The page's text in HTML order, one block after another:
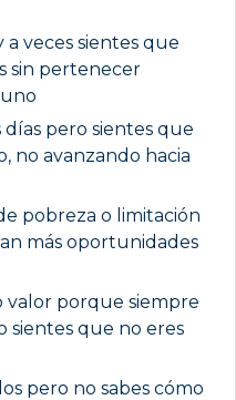
veces sientes que
sin pertenecer
pero sientes que
no avanzando hacia
pobreza o limitación
más oportunidades
valor porque siempre
sientes que no eres
pero no sabes cómo